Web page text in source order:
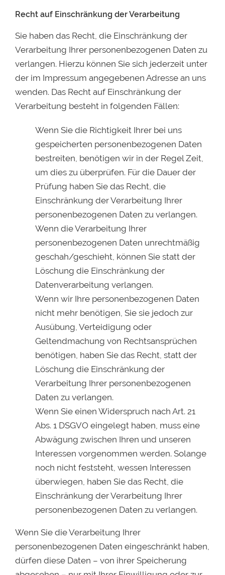
Recht auf Einschränkung der Verarbeitung
Sie haben das Recht, die Einschränkung der
Verarbeitung Ihrer personenbezogenen Daten zu
verlangen. Hierzu können Sie sich jederzeit unter
der im Impressum angegebenen Adresse an uns
wenden. Das Recht auf Einschränkung der
Verarbeitung besteht in folgenden Fällen:
Wenn Sie die Richtigkeit Ihrer bei uns
gespeicherten personenbezogenen Daten
bestreiten, benötigen wir in der Regel Zeit,
um dies zu überprüfen. Für die Dauer der
Prüfung haben Sie das Recht, die
Einschränkung der Verarbeitung Ihrer
personenbezogenen Daten zu verlangen.
Wenn die Verarbeitung Ihrer
personenbezogenen Daten unrechtmäßig
geschah/geschieht, können Sie statt der
Löschung die Einschränkung der
Datenverarbeitung verlangen.
Wenn wir Ihre personenbezogenen Daten
nicht mehr benötigen, Sie sie jedoch zur
Ausübung, Verteidigung oder
Geltendmachung von Rechtsansprüchen
benötigen, haben Sie das Recht, statt der
Löschung die Einschränkung der
Verarbeitung Ihrer personenbezogenen
Daten zu verlangen.
Wenn Sie einen Widerspruch nach Art. 21
Abs. 1 DSGVO eingelegt haben, muss eine
Abwägung zwischen Ihren und unseren
Interessen vorgenommen werden. Solange
noch nicht feststeht, wessen Interessen
überwiegen, haben Sie das Recht, die
Einschränkung der Verarbeitung Ihrer
personenbezogenen Daten zu verlangen.
Wenn Sie die Verarbeitung Ihrer
personenbezogenen Daten eingeschränkt haben,
dürfen diese Daten – von ihrer Speicherung